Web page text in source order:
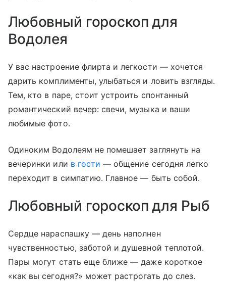
Любовный гороскоп для
Водолея
У вас настроение флирта и легкости — хочется
дарить комплименты, улыбаться и ловить взгляды.
Тем, кто в паре, стоит устроить спонтанный
романтический вечер: свечи, музыка и ваши
любимые фото.
Одиноким Водолеям не помешает заглянуть на
вечеринки или в гости — общение сегодня легко
переходит в симпатию. Главное — быть собой.
Любовный гороскоп для Рыб
Сердце нараспашку — день наполнен
чувственностью, заботой и душевной теплотой.
Пары могут стать еще ближе — даже короткое
«как вы сегодня?» может растрогать до слез.